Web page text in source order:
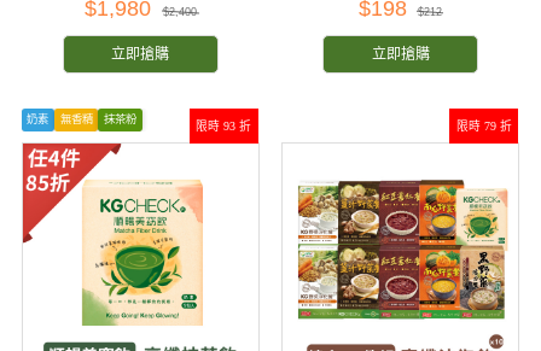
$1,980 $2,400
立即搶購
$198 $212
立即搶購
限時 93 折
奶素 無香精 抹茶粉
限時 79 折